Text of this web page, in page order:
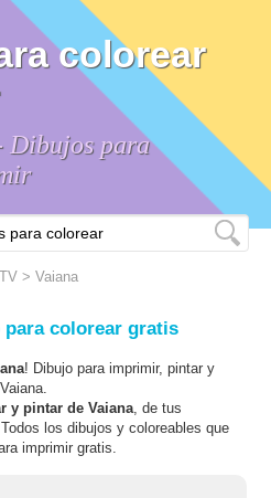
colorear
Dibujos para
>Vaiana
para colorear gratis
! Dibujo para imprimir, pintar y
y pintar de Vaiana, de tus
los dibujos y coloreables que
imprimir gratis.